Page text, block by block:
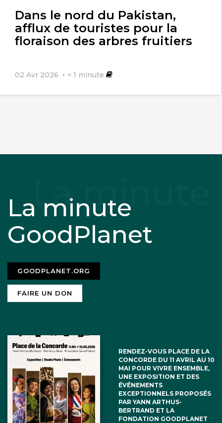
Dans le nord du Pakistan,
afflux de touristes pour la
floraison des arbres fruitiers
02 Avr 2026 < 1 minute
La minute
GoodPlanet
GOODPLANET.ORG
FAIRE UN DON
RENDEZ-VOUS PLACE DE LA
CONCORDE DU 11 AVRIL AU 10
MAI POUR VIVRE ENSEMBLE,
UNE EXPOSITION ET DES
ÉVÉNEMENTS
EXCEPTIONNELS PROPOSÉS
PAR YANN ARTHUS-
BERTRAND ET LA
FONDATION GOODPLANET